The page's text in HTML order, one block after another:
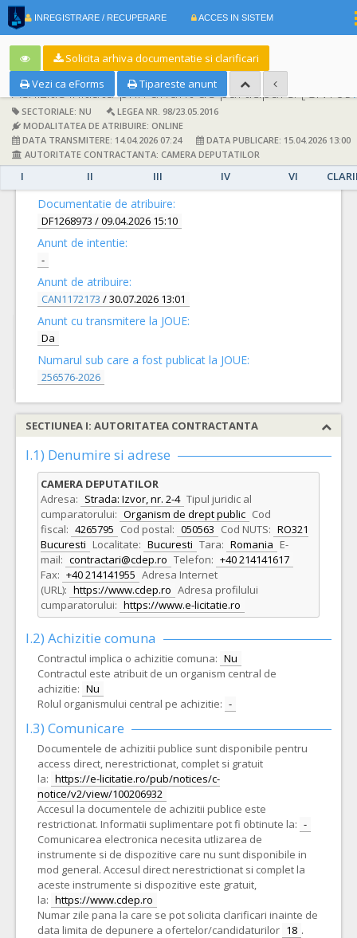
INREGISTRARE / RECUPERARE ACCES IN SISTEM
Solicita arhiva documentatie si clarificari
Vezi ca eForms
Tipareste anunt
Achizitie initiata prin anunt de participare:[CN1091665] -
SECTORIALE: NU
LEGEA NR. 98/23.05.2016
MODALITATEA DE ATRIBUIRE: ONLINE
DATA TRANSMITERE: 14.04.2026 07:24
DATA PUBLICARE: 15.04.2026 13:00
AUTORITATE CONTRACTANTA: CAMERA DEPUTATILOR
I II III IV VI
Documentatie de atribuire:
DF1268973 / 09.04.2026 15:10
Anunt de intentie:
-
Anunt de atribuire:
CAN1172173 / 30.07.2026 13:01
Anunt cu transmitere la JOUE:
Da
Numarul sub care a fost publicat la JOUE:
256576-2026
SECTIUNEA I: AUTORITATEA CONTRACTANTA
I.1) Denumire si adrese
CAMERA DEPUTATILOR
Adresa: Strada: Izvor, nr. 2-4 Tipul juridic al
cumparatorului: Organism de drept public Cod
fiscal: 4265795 Cod postal: 050563 Cod NUTS: RO321
Bucuresti Localitate: Bucuresti Tara: Romania E-
mail: contractari@cdep.ro Telefon: +40 214141617
Fax: +40 214141955 Adresa Internet
(URL): https://www.cdep.ro Adresa profilului
cumparatorului: https://www.e-licitatie.ro
I.2) Achizitie comuna
Contractul implica o achizitie comuna: Nu
Contractul este atribuit de un organism central de
achizitie: Nu
Rolul organismului central pe achizitie: -
I.3) Comunicare
Documentele de achizitii publice sunt disponibile pentru
access direct, nerestrictionat, complet si gratuit
la: https://e-licitatie.ro/pub/notices/c-
notice/v2/view/100206932
Accesul la documentele de achizitii publice este
restrictionat. Informatii suplimentare pot fi obtinute la: -
Comunicarea electronica necesita utlizarea de
instrumente si de dispozitive care nu sunt disponibile in
mod general. Accesul direct nerestrictionat si complet la
aceste instrumente si dispozitive este gratuit,
la: https://www.cdep.ro
Numar zile pana la care se pot solicita clarificari inainte de
data limita de depunere a ofertelor/candidaturilor 18 .